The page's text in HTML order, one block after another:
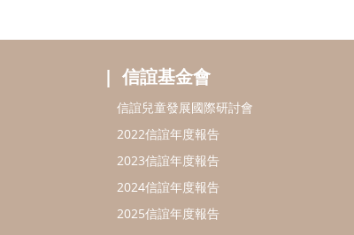
信誼基金會
信誼兒童發展國際研討會
2022信誼年度報告
2023信誼年度報告
2024信誼年度報告
2025信誼年度報告